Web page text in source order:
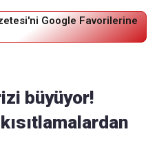
Google Favorilerine
büyüyor!